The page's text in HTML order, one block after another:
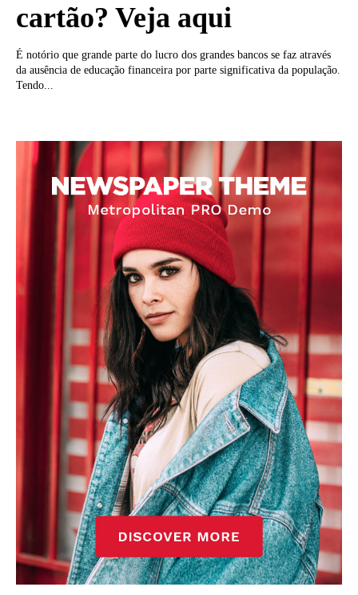
cartão? Veja aqui
É notório que grande parte do lucro dos grandes bancos se faz através
da ausência de educação financeira por parte significativa da população.
Tendo...